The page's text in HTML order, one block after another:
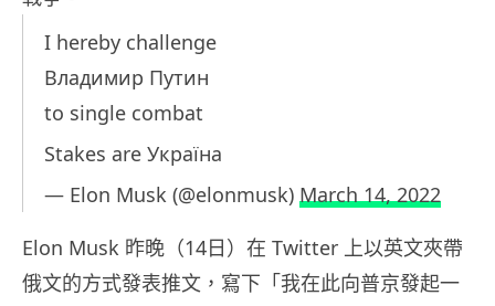
I hereby challenge
Владимир Путин
to single combat
Stakes are Україна
— Elon Musk (@elonmusk) March 14, 2022
Elon Musk 昨晚（14日）在 Twitter 上以英文夾帶
俄文的方式發表推文，寫下「我在此向普京發起一